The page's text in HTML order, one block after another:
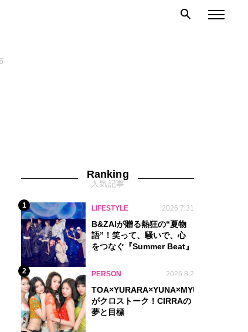
Ranking
人気記事
1 LIFESTYLE 2026.7.31
B&ZAIが贈る熱狂の“夏物
語”！笑って、騒いで、心
をつなぐ『Summer Beat』
2 PERSON 2026.8.2
TOA×YURARA×YUNA×MYU.Y×MANON
がクロストーク！CIRRAの
夢と目標